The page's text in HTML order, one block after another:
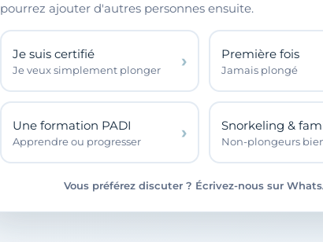
pourrez ajouter d'autres personnes ensuite.
Je suis certifié
Je veux simplement plonger
Première fois
Jamais plongé
Une formation PADI
Apprendre ou progresser
Snorkeling &
Non-plongeurs
Vous préférez discuter ? Écrivez-nous sur